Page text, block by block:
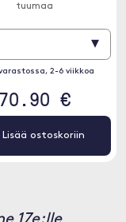
tuumaa
▾
2-6 viikkoa
70.90 €
Lisää ostoskoriin